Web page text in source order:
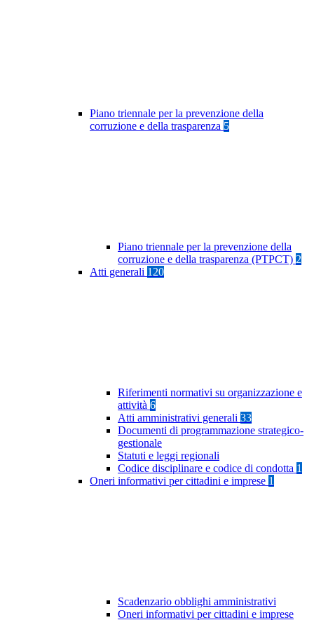
Piano triennale per la prevenzione della
corruzione e della trasparenza 5
Piano triennale per la prevenzione della
corruzione e della trasparenza (PTPCT) 2
Atti generali 120
Riferimenti normativi su organizzazione e
attività 6
Atti amministrativi generali 33
Documenti di programmazione strategico-
gestionale
Statuti e leggi regionali
Codice disciplinare e codice di condotta 1
Oneri informativi per cittadini e imprese 1
Scadenzario obblighi amministrativi
Oneri informativi per cittadini e imprese